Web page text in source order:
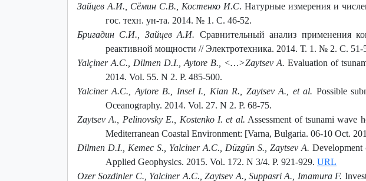
Зайцев А.И., Сёмин С.В., Костенко И.С. Натурные измерения и
гос. техн. ун-та. 2014. № 1. С. 46-52.
Бригадин С.И., Зайцев А.И. Сравнительный анализ применения
реактивной мощности // Электротехника. 2014. Т. 1. № 2. С. 51-
Yalçiner A.C., Dilmen D.I., Aytore B., <…>Zaytsev A. Evaluation of
2014. Vol. 55. N 2. P. 485-500.
Yalciner A.C., Aytore B., Insel I., Kian R., Zaytsev A., et al. Possible
Oceanography. 2014. Vol. 27. N 2. P. 68-75.
Zaytsev A., Pelinovsky E., Kostenko I. et al. Assessment of tsunami wave
Mediterranean Coastal Environment: [Varna, Bulgaria. 06-10 Oct.
Dilmen D.I., Kemec S., Yalciner A.C., Düzgün S., Zaytsev A.
Applied Geophysics. 2015. Vol. 172. N 3/4. P. 921-929. URL
Ozer Sozdinler C., Yalciner A.C., Zaytsev A., Suppasri A., Imamura F.